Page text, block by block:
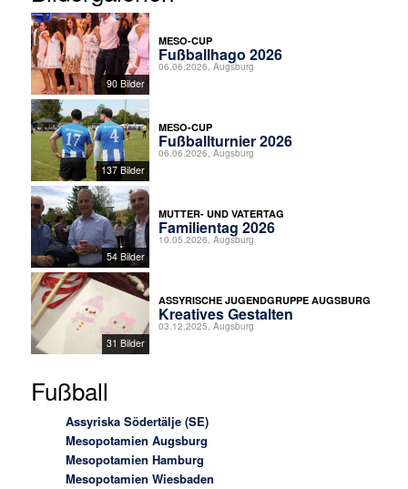
90 Bilder
MESO-CUP
Fußballhago 2026
06.06.2026, Augsburg
137 Bilder
MESO-CUP
Fußballturnier 2026
06.06.2026, Augsburg
54 Bilder
MUTTER- UND VATERTAG
Familientag 2026
10.05.2026, Augsburg
31 Bilder
ASSYRISCHE JUGENDGRUPPE AUGSBURG
Kreatives Gestalten
03.12.2025, Augsburg
Fußball
Assyriska Södertälje (SE)
Mesopotamien Augsburg
Mesopotamien Hamburg
Mesopotamien Wiesbaden